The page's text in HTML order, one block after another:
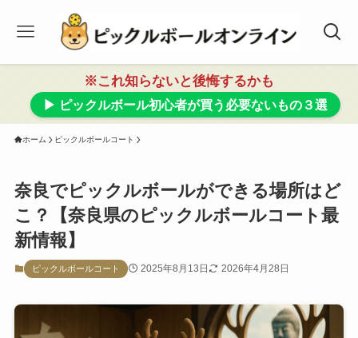
※これ知らないと後悔するかも
▶ ピックルボール初心者が買う必要ないもの３選
ホーム ピックルボールコート
奈良でピックルボールができる場所はど
こ？【奈良県のピックルボールコート最
新情報】
ピックルボールコート 2025年8月13日 2026年4月28日